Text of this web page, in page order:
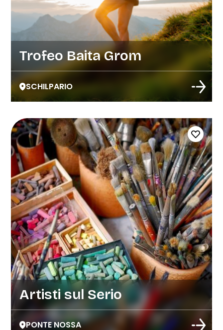
Trofeo Baita Grom
SCHILPARIO
Artisti sul Serio
PONTE NOSSA